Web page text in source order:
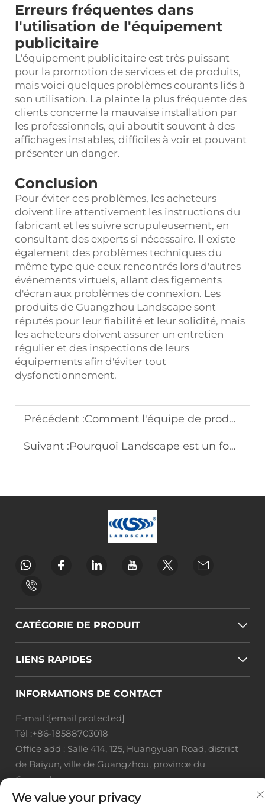
Erreurs fréquentes dans
l'utilisation de l'équipement
publicitaire
L'équipement publicitaire est très puissant
pour la promotion de services et de produits,
mais voici quelques problèmes courants liés à
son utilisation. La plainte la plus fréquente des
clients concerne la mauvaise installation par
les professionnels, qui aboutit souvent à des
affichages instables, difficiles à voir et pouvant
présenter un danger.
Conclusion
Pour éviter ces problèmes, les acheteurs
doivent lire attentivement les instructions du
fabricant et les suivre scrupuleusement, en
consultant des experts si nécessaire. Il existe
également des problèmes techniques du
même type que ceux rencontrés lors d'autres
événements virtuels, allant des figements
d'écran aux problèmes de connexion. Les
produits de Guangzhou Landscape sont
réputés pour leur fiabilité et leur solidité, mais
les acheteurs doivent assurer un entretien
régulier et des inspections de leurs
équipements afin d'éviter tout
dysfonctionnement.
Précédent :Comment l'équipe de production de Landscape améliore la qualité des présentoirs
Suivant :Pourquoi Landscape est un fournisseur privilégié d'arches de mariage
CATÉGORIE DE PRODUIT
LIENS RAPIDES
INFORMATIONS DE CONTACT
E-mail :[email protected]
Tél :+86-18588703018
Office add : Salle 414, 125, Huangyuan Road, district
de Baiyun, ville de Guangzhou, province du
Guangdong
Droits d'auteur © Guangzhou Landscape Technology
We value your privacy